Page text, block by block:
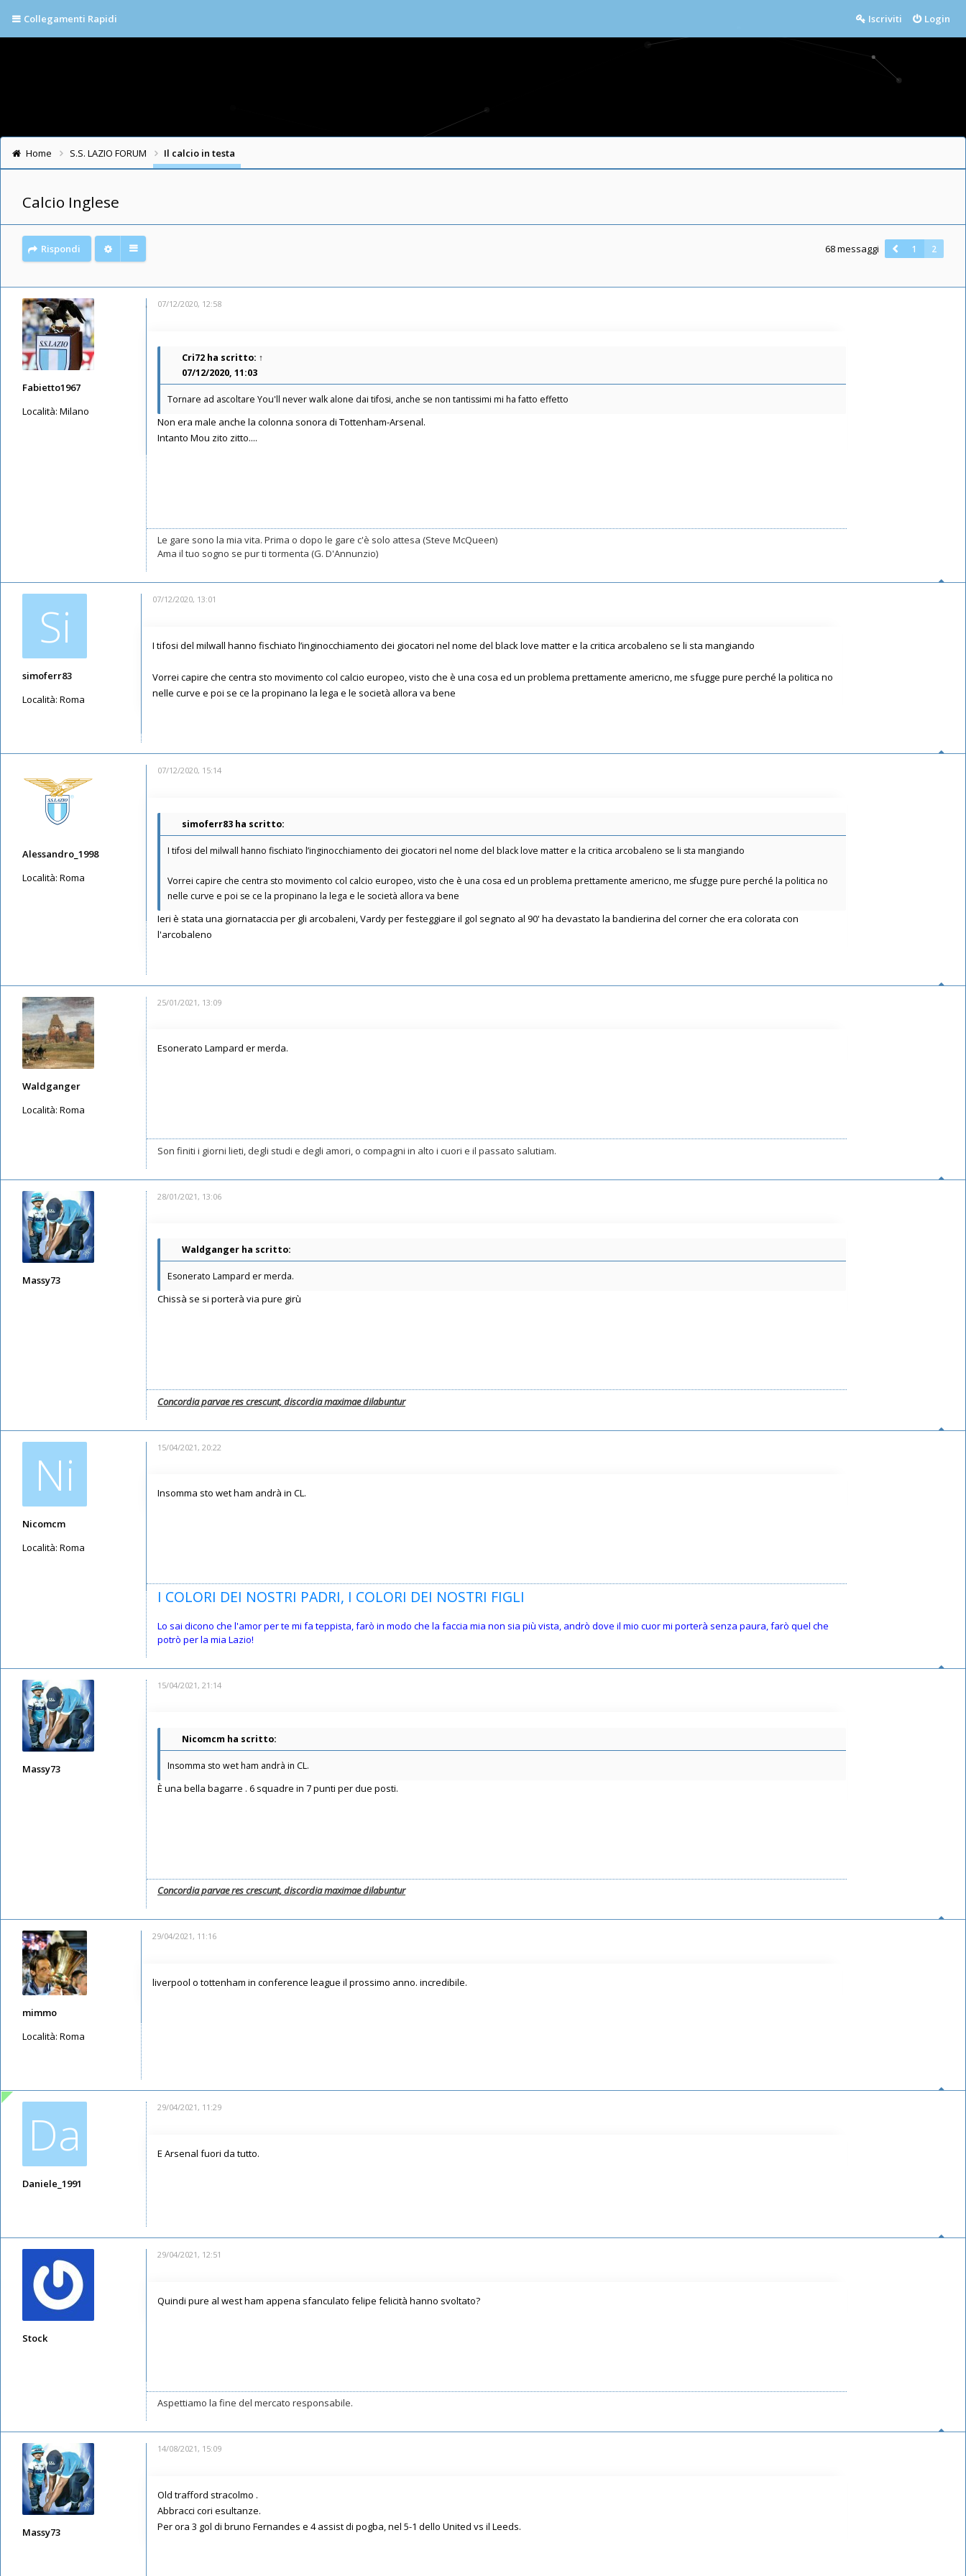
Collegamenti Rapidi Login
Iscriviti
Home S.S. LAZIO FORUM Il calcio in testa
Calcio Inglese
Rispondi 68 messaggi 1 2
Fabietto1967
Località: Milano
07/12/2020, 12:58
Cri72 ha scritto: ↑
07/12/2020, 11:03
Tornare ad ascoltare You'll never walk alone dai tifosi, anche se non tantissimi mi ha fatto effetto
Non era male anche la colonna sonora di Tottenham-Arsenal.
Intanto Mou zito zitto....
Le gare sono la mia vita. Prima o dopo le gare c'è solo attesa (Steve McQueen)
Ama il tuo sogno se pur ti tormenta (G. D'Annunzio)
Si
simoferr83
Località: Roma
07/12/2020, 13:01
I tifosi del milwall hanno fischiato l’inginocchiamento dei giocatori nel nome del black love matter e la critica arcobaleno se li sta mangiando
Vorrei capire che centra sto movimento col calcio europeo, visto che è una cosa ed un problema prettamente americno, me sfugge pure perché la politica no
nelle curve e poi se ce la propinano la lega e le società allora va bene
Alessandro_1998
Località: Roma
07/12/2020, 15:14
simoferr83 ha scritto:
I tifosi del milwall hanno fischiato l’inginocchiamento dei giocatori nel nome del black love matter e la critica arcobaleno se li sta mangiando
Vorrei capire che centra sto movimento col calcio europeo, visto che è una cosa ed un problema prettamente americno, me sfugge pure perché la politica no
nelle curve e poi se ce la propinano la lega e le società allora va bene
Ieri è stata una giornataccia per gli arcobaleni, Vardy per festeggiare il gol segnato al 90' ha devastato la bandierina del corner che era colorata con
l'arcobaleno
Waldganger
Località: Roma
25/01/2021, 13:09
Esonerato Lampard er merda.
Son finiti i giorni lieti, degli studi e degli amori, o compagni in alto i cuori e il passato salutiam.
Massy73
28/01/2021, 13:06
Waldganger ha scritto:
Esonerato Lampard er merda.
Chissà se si porterà via pure girù
Concordia parvae res crescunt, discordia maximae dilabuntur
Ni
Nicomcm
Località: Roma
15/04/2021, 20:22
Insomma sto wet ham andrà in CL.
I COLORI DEI NOSTRI PADRI, I COLORI DEI NOSTRI FIGLI
Lo sai dicono che l'amor per te mi fa teppista, farò in modo che la faccia mia non sia più vista, andrò dove il mio cuor mi porterà senza paura, farò quel che
potrò per la mia Lazio!
Massy73
15/04/2021, 21:14
Nicomcm ha scritto:
Insomma sto wet ham andrà in CL.
È una bella bagarre . 6 squadre in 7 punti per due posti.
Concordia parvae res crescunt, discordia maximae dilabuntur
mimmo
Località: Roma
29/04/2021, 11:16
liverpool o tottenham in conference league il prossimo anno. incredibile.
Da
Daniele_1991
29/04/2021, 11:29
E Arsenal fuori da tutto.
Stock
29/04/2021, 12:51
Quindi pure al west ham appena sfanculato felipe felicità hanno svoltato?
Aspettiamo la fine del mercato responsabile.
Massy73
14/08/2021, 15:09
Old trafford stracolmo .
Abbracci cori esultanze.
Per ora 3 gol di bruno Fernandes e 4 assist di pogba, nel 5-1 dello United vs il Leeds.